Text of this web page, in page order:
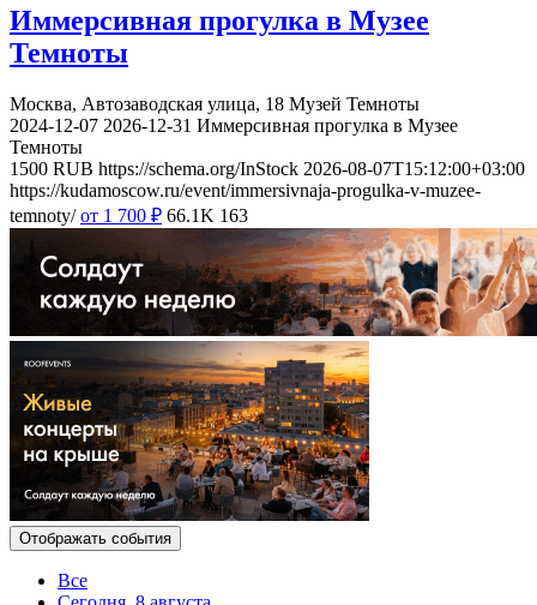
Иммерсивная прогулка в Музее
Темноты
Москва, Автозаводская улица, 18 Музей Темноты
2024-12-07 2026-12-31 Иммерсивная прогулка в Музее
Темноты
1500 RUB https://schema.org/InStock 2026-08-07T15:12:00+03:00
https://kudamoscow.ru/event/immersivnaja-progulka-v-muzee-
temnoty/ от 1 700 ₽ 66.1K 163
Отображать события
Все